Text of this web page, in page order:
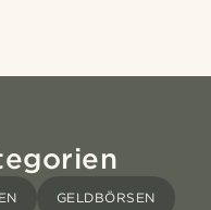
GELDBÖRSEN